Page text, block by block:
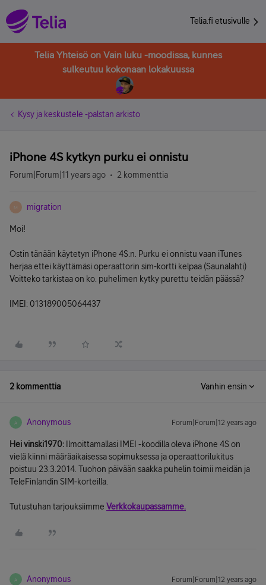
Telia.fi etusivulle
Telia Yhteisö on Vain luku -moodissa, kunnes
sulkeutuu kokonaan lokakuussa
Kysy ja keskustele -palstan arkisto
iPhone 4S kytkyn purku ei onnistu
Forum|Forum|11 years ago 2 kommenttia
M migration
Moi!
Ostin tänään käytetyn iPhone 4S:n. Purku ei onnistu vaan iTunes
herjaa ettei käyttämäsi operaattorin sim-kortti kelpaa (Saunalahti)
Voitteko tarkistaa on ko. puhelimen kytky purettu teidän päässä?
IMEI: 013189005064437
2 kommenttia Vanhin ensin
A Anonymous Forum|Forum|12 years ago
Hei vinski1970: Ilmoittamallasi IMEI -koodilla oleva iPhone 4S on
vielä kiinni määräaikaisessa sopimuksessa ja operaattorilukitus
poistuu 23.3.2014. Tuohon päivään saakka puhelin toimii meidän ja
TeleFinlandin SIM-korteilla.
Tutustuhan tarjouksiimme Verkkokaupassamme.
A Anonymous Forum|Forum|12 years ago